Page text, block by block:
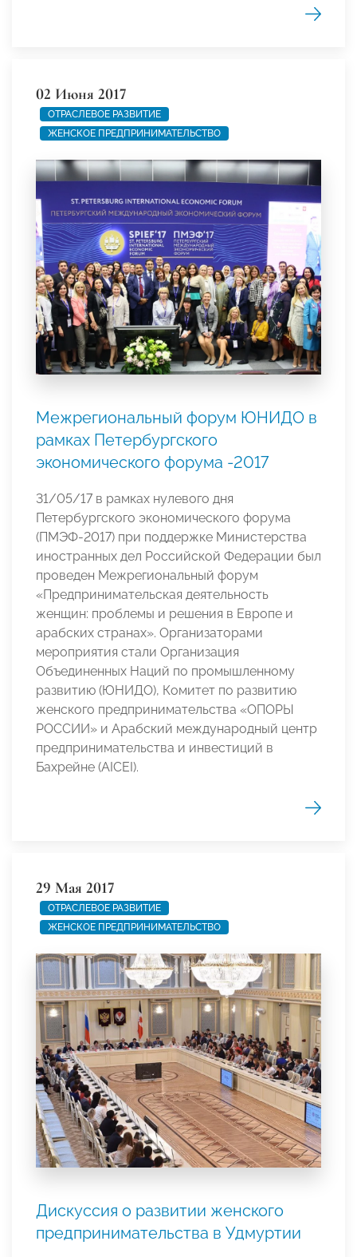
02 Июня 2017
ОТРАСЛЕВОЕ РАЗВИТИЕ
ЖЕНСКОЕ ПРЕДПРИНИМАТЕЛЬСТВО
Межрегиональный форум ЮНИДО в
рамках Петербургского
экономического форума -2017
31/05/17 в рамках нулевого дня
Петербургского экономического форума
(ПМЭФ-2017) при поддержке Министерства
иностранных дел Российской Федерации был
проведен Межрегиональный форум
«Предпринимательская деятельность
женщин: проблемы и решения в Европе и
арабских странах». Организаторами
мероприятия стали Организация
Объединенных Наций по промышленному
развитию (ЮНИДО), Комитет по развитию
женского предпринимательства «ОПОРЫ
РОССИИ» и Арабский международный центр
предпринимательства и инвестиций в
Бахрейне (AICEI).
29 Мая 2017
ОТРАСЛЕВОЕ РАЗВИТИЕ
ЖЕНСКОЕ ПРЕДПРИНИМАТЕЛЬСТВО
Дискуссия о развитии женского
предпринимательства в Удмуртии